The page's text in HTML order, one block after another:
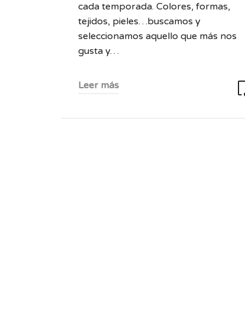
cada temporada. Colores, formas,
tejidos, pieles…buscamos y
seleccionamos aquello que más nos
gusta y…
Leer más